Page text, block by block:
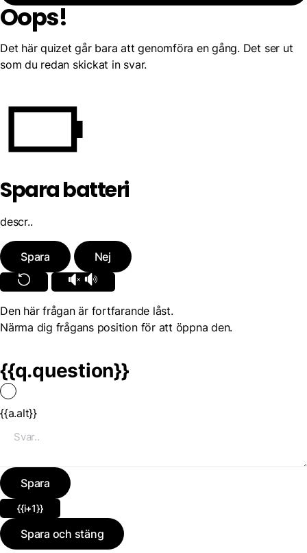
Oops!
Det här quizet går bara att genomföra en gång. Det ser ut
som du redan skickat in svar.
Spara batteri
descr..
Spara Nej
Den här frågan är fortfarande låst.
Närma dig frågans position för att öppna den.
{{q.question}}
{{a.alt}}
Spara
{{i+1}}
Spara och stäng